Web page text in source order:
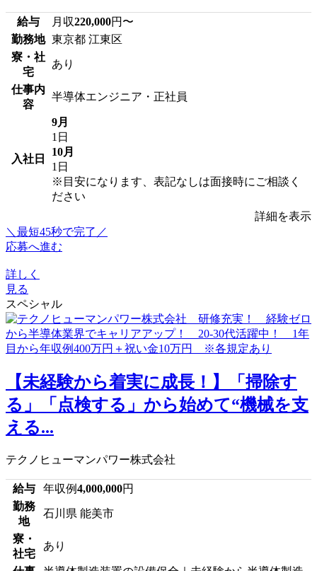
給与 月収220,000円〜
勤務地 東京都 江東区
寮・社
宅
あり
仕事内
容
半導体エンジニア・正社員
入社日
9月
1日
10月
1日
※目安になります、表記なしは面接時にご相談く
ださい
詳細を表示
＼最短45秒で完了／
応募へ進む
詳しく
見る
スペシャル
【未経験から着実に成長！】「掃除す
る」「点検する」から始めて“機械を支
える...
テクノヒューマンパワー株式会社
給与 年収例4,000,000円
勤務
地
石川県 能美市
寮・
社宅
あり